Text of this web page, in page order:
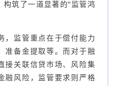
筑了一道显著的“监管鸿
，监管重点在于偿付能力
准备金提取等。而对于融
接关联信贷市场、风险集
融风险，监管要求则严格